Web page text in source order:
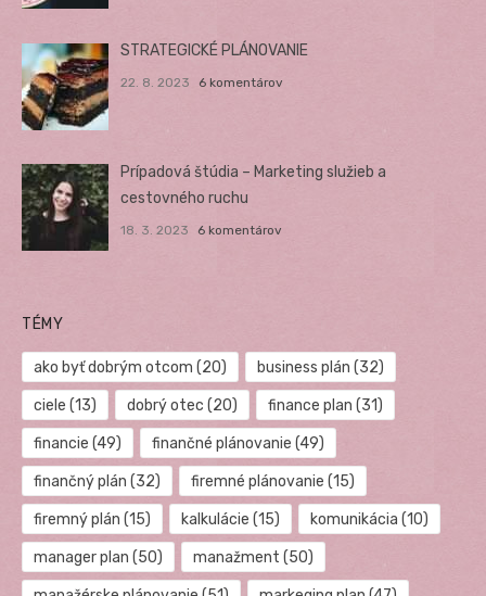
STRATEGICKÉ PLÁNOVANIE
22. 8. 2023 6 komentárov
Prípadová štúdia – Marketing služieb a
cestovného ruchu
18. 3. 2023 6 komentárov
TÉMY
ako byť dobrým otcom (20) business plán (32)
ciele (13) dobrý otec (20) finance plan (31)
financie (49) finančné plánovanie (49)
finančný plán (32) firemné plánovanie (15)
firemný plán (15) kalkulácie (15) komunikácia (10)
manager plan (50) manažment (50)